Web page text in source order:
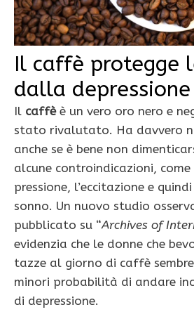
Il caffè protegge
dalla depressione
Il caffèè un vero oro nero e
stato rivalutato. Ha davvero
anche se è bene non
alcune controindicazioni,
pressione, l’eccitazione e
sonno. Un nuovo studio
pubblicato su “Archives of
evidenzia che le donne che
tazze al giorno di caffè
minori probabilità di andare
di depressione.